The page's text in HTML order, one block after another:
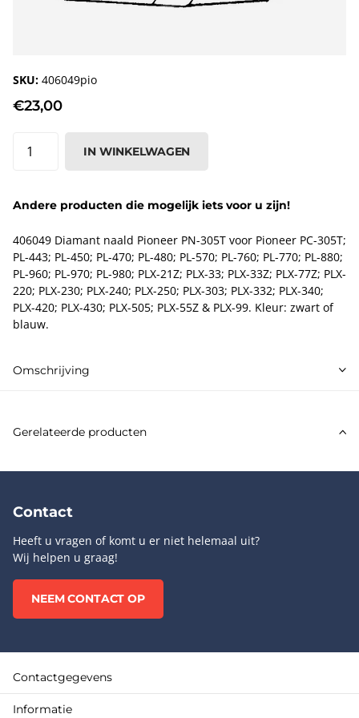
SKU: 406049pio
€23,00
IN WINKELWAGEN
Andere producten die mogelijk iets voor u zijn!
406049 Diamant naald Pioneer PN-305T voor Pioneer PC-305T;
PL-443; PL-450; PL-470; PL-480; PL-570; PL-760; PL-770; PL-880;
PL-960; PL-970; PL-980; PLX-21Z; PLX-33; PLX-33Z; PLX-77Z; PLX-
220; PLX-230; PLX-240; PLX-250; PLX-303; PLX-332; PLX-340;
PLX-420; PLX-430; PLX-505; PLX-55Z & PLX-99. Kleur: zwart of
blauw.
Omschrijving
Gerelateerde producten
Contact
Heeft u vragen of komt u er niet helemaal uit?
Wij helpen u graag!
NEEM CONTACT OP
Contactgegevens
Informatie